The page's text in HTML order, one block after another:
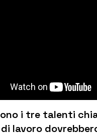
i tre talenti
lavoro